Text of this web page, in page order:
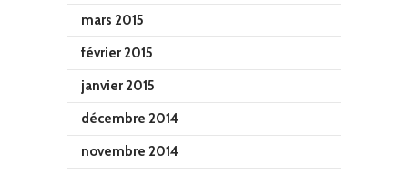
mars 2015
février 2015
janvier 2015
décembre 2014
novembre 2014